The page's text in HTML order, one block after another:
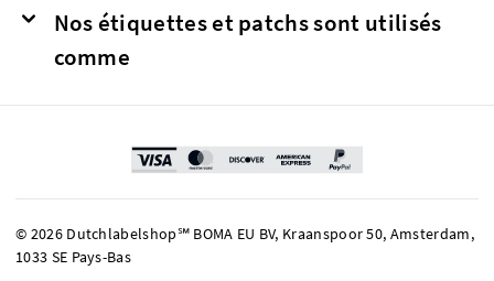
Nos étiquettes et patchs sont utilisés
comme
© 2026 Dutchlabelshop℠ BOMA EU BV, Kraanspoor 50, Amsterdam,
1033 SE Pays-Bas